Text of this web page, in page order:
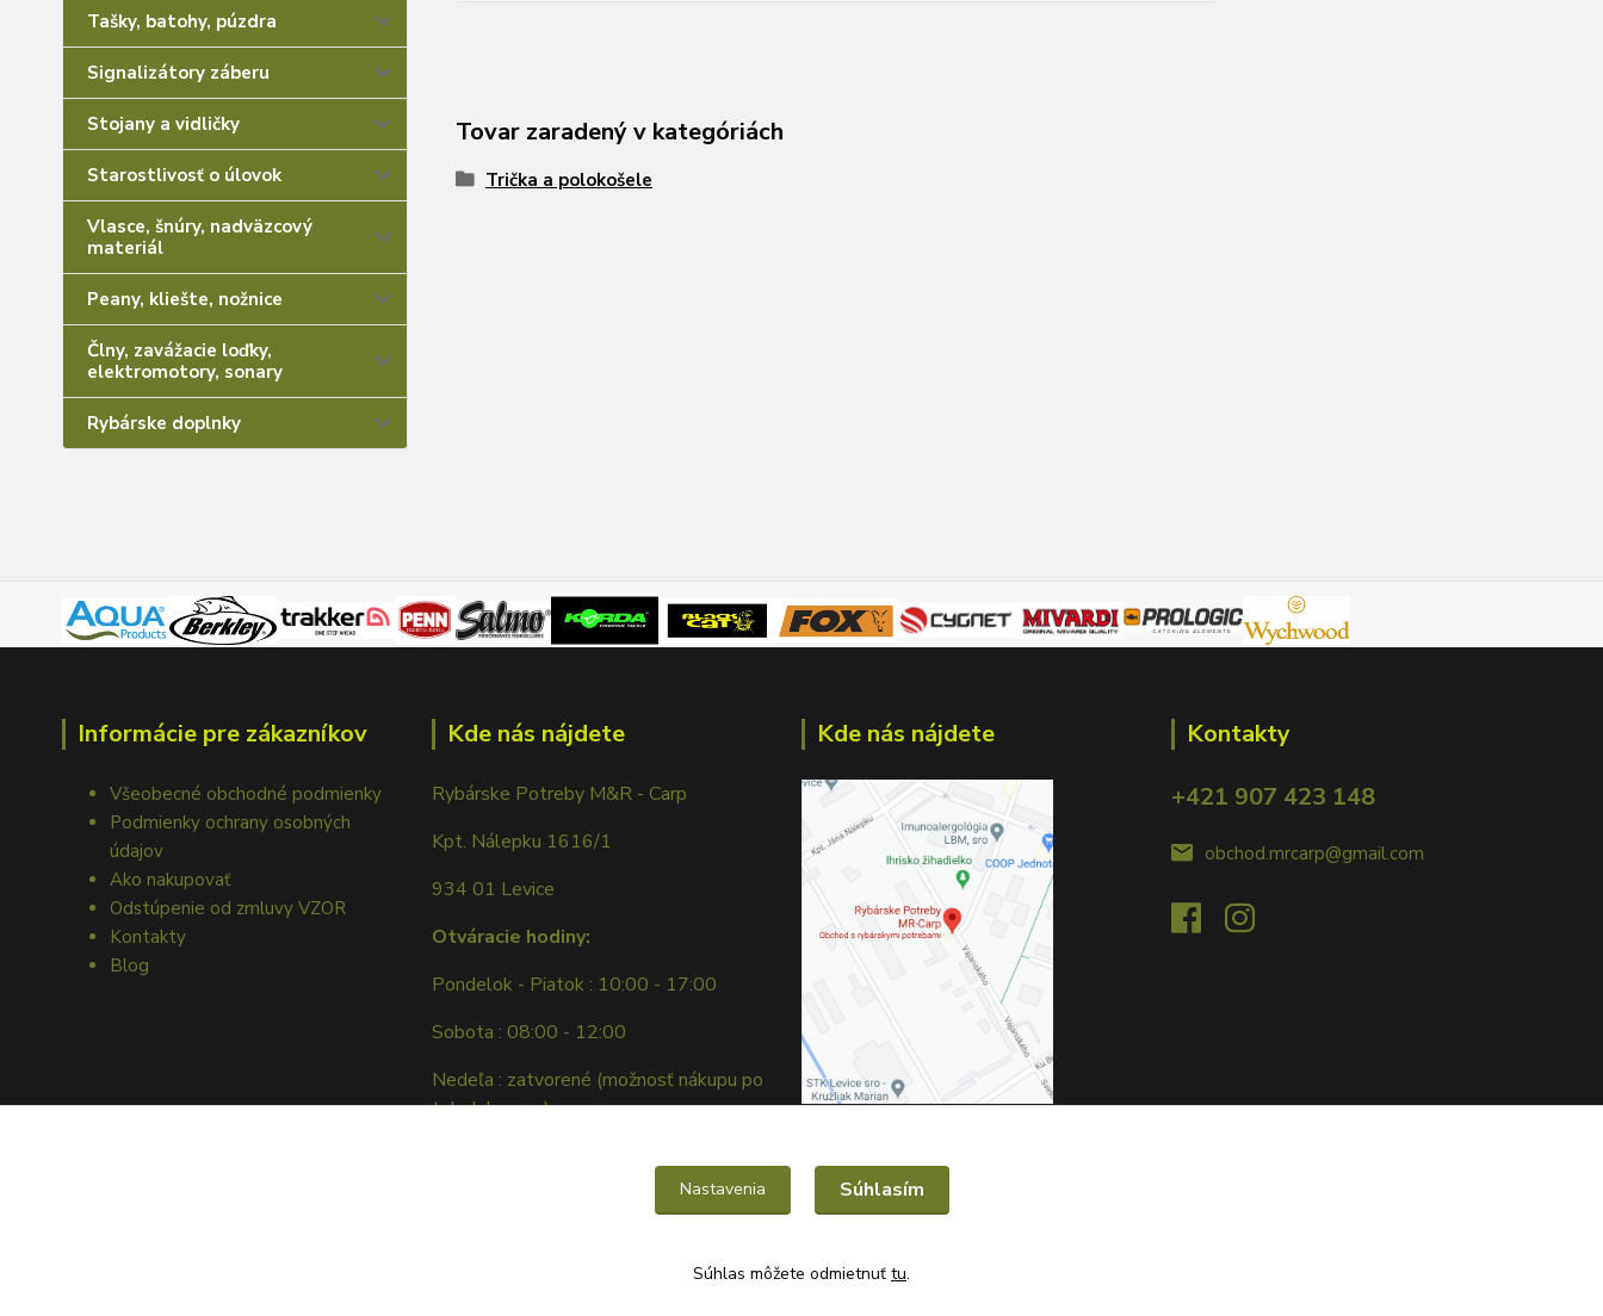
Tašky, batohy, púzdra
Signalizátory záberu
Stojany a vidličky
Starostlivosť o úlovok
Vlasce, šnúry, nadväzcový
materiál
Peany, kliešte, nožnice
Člny, zavážacie loďky,
elektromotory, sonary
Rybárske doplnky
Tovar zaradený v kategóriách
Trička a polokošele
Informácie pre zákazníkov
Všeobecné obchodné podmienky
Podmienky ochrany osobných
údajov
Ako nakupovať
Odstúpenie od zmluvy VZOR
Kontakty
Blog
Kde nás nájdete
Rybárske Potreby M&R - Carp
Kpt. Nálepku 1616/1
934 01 Levice
Otváracie hodiny:
Pondelok - Piatok : 10:00 - 17:00
Sobota : 08:00 - 12:00
Nedeľa : zatvorené (možnosť nákupu po
tel. dohovore)
Kde nás nájdete
Kontakty
+421 907 423 148
obchod.mrcarp@gmail.com
Nastavenia Súhlasím
Súhlas môžete odmietnuť tu.